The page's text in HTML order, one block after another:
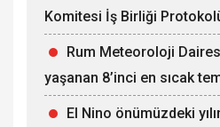
Komitesi İş Birliği
Rum Meteoroloji
yaşanan 8’inci en sıcak
El Nino önümüzdeki